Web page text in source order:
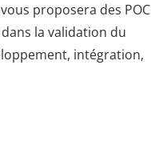
proposera des POC
la validation du
intégration,